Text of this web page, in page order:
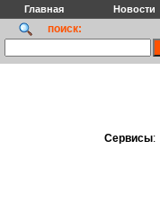
Главная Новости
поиск:
Сервисы: